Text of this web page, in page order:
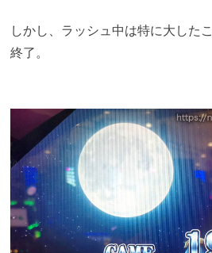
しかし、ラッシュ中は特に大した
終了。